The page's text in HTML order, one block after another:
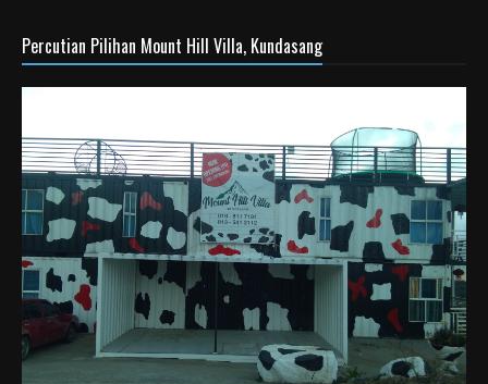
Percutian Pilihan Mount Hill Villa, Kundasang